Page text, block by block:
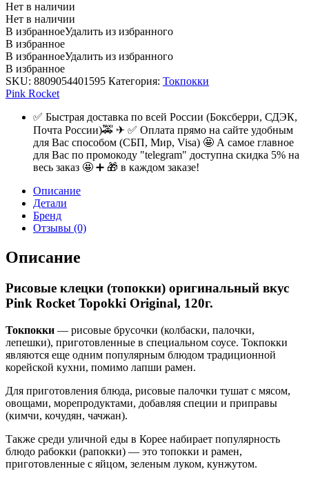
Нет в наличии
Нет в наличии
В избранноеУдалить из избранного
В избранное
В избранноеУдалить из избранного
В избранное
SKU: 8809054401595 Категория: Токпокки
Pink Rocket
✅ Быстрая доставка по всей России (Боксберри, СДЭК,
Почта России)🚕 ✈ ✅ Оплата прямо на сайте удобным
для Вас способом (СБП, Мир, Visa) 🤩 А самое главное
для Вас по промокоду "telegram" доступна скидка 5% на
весь заказ 🤩 ➕ 🎁 в каждом заказе!
Описание
Детали
Бренд
Отзывы (0)
Описание
Рисовые клецки (топокки) оригинальный вкус
Pink Rocket Topokki Original, 120г.
Токпокки — рисовые брусочки (колбаски, палочки,
лепешки), приготовленные в специальном соусе. Токпокки
являются еще одним популярным блюдом традиционной
корейской кухни, помимо лапши рамен.
Для приготовления блюда, рисовые палочки тушат с мясом,
овощами, морепродуктами, добавляя специи и приправы
(кимчи, кочудян, чачжан).
Также среди уличной еды в Корее набирает популярность
блюдо рабокки (рапокки) — это топокки и рамен,
приготовленные с яйцом, зеленым луком, кунжутом.